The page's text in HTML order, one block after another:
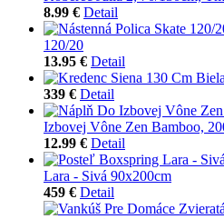
8.99 € Detail
120/20
13.95 € Detail
339 € Detail
Izbovej Vône Zen Bamboo,
12.99 € Detail
Lara - Sivá 90x200cm
459 € Detail